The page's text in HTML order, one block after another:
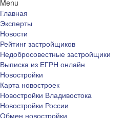
Menu
Главная
Эксперты
Новости
Рейтинг застройщиков
Недобросовестные застройщики
Выписка из ЕГРН онлайн
Новостройки
Карта новостроек
Новостройки Владивостока
Новостройки России
Обмен новостройки